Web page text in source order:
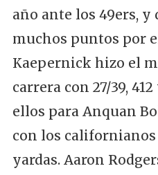
año ante los 49ers, y
muchos puntos por
Kaepernick hizo el
carrera con 27/39,
ellos para Anquan
con los californianos
yardas. Aaron